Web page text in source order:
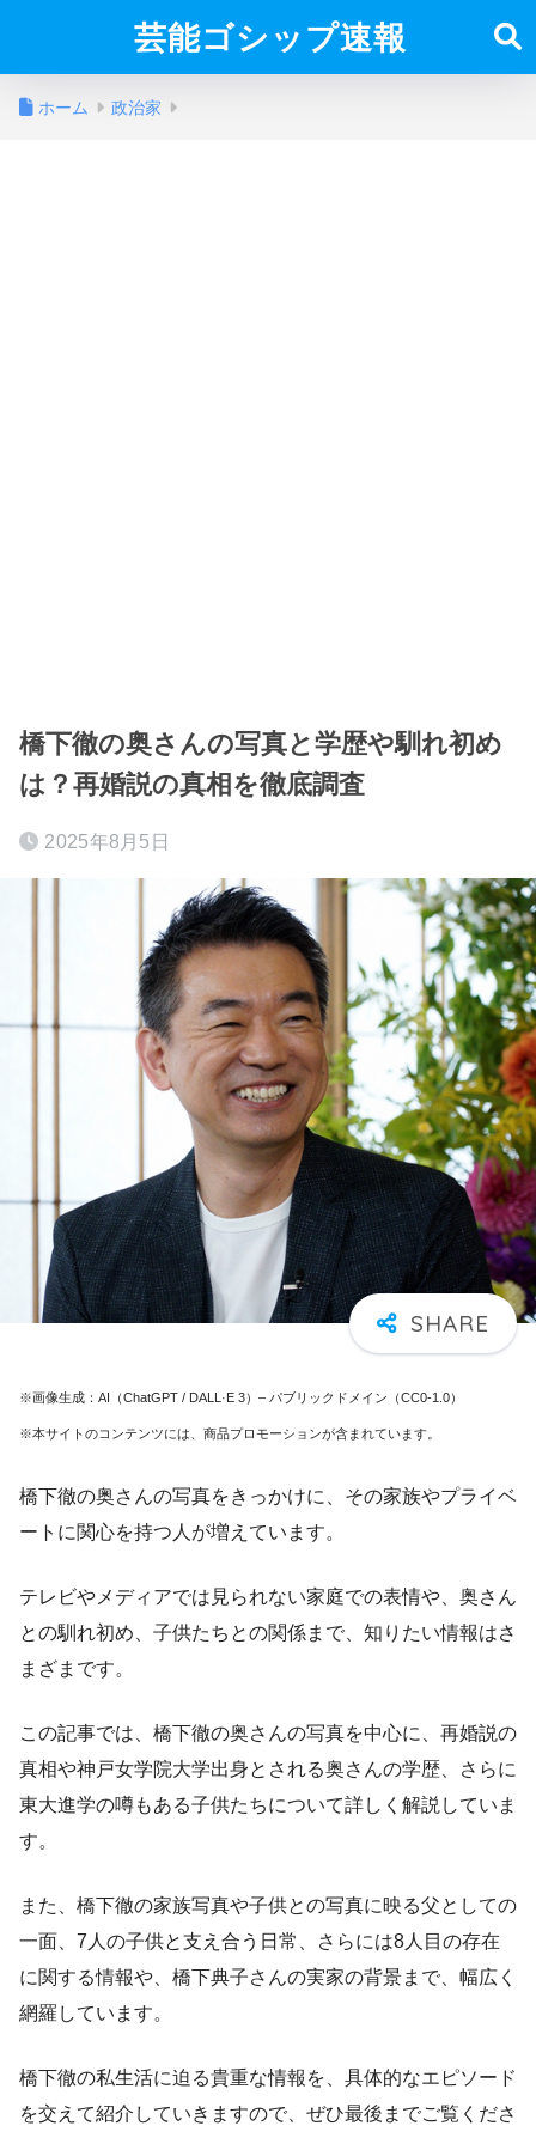
芸能ゴシップ速報
ホーム 政治家
橋下徹の奥さんの写真と学歴や馴れ初め
は？再婚説の真相を徹底調査
2025年8月5日
※画像生成：AI（ChatGPT / DALL·E 3）– パブリックドメイン（CC0-1.0）
※本サイトのコンテンツには、商品プロモーションが含まれています。
橋下徹の奥さんの写真をきっかけに、その家族やプライベ
ートに関心を持つ人が増えています。
テレビやメディアでは見られない家庭での表情や、奥さん
との馴れ初め、子供たちとの関係まで、知りたい情報はさ
まざまです。
この記事では、橋下徹の奥さんの写真を中心に、再婚説の
真相や神戸女学院大学出身とされる奥さんの学歴、さらに
東大進学の噂もある子供たちについて詳しく解説していま
す。
また、橋下徹の家族写真や子供との写真に映る父としての
一面、7人の子供と支え合う日常、さらには8人目の存在
に関する情報や、橋下典子さんの実家の背景まで、幅広く
網羅しています。
橋下徹の私生活に迫る貴重な情報を、具体的なエピソード
を交えて紹介していきますので、ぜひ最後までご覧くださ